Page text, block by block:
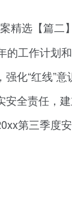
精选【篇二】
的工作计划
化“红线”
安全责任，
第三季度